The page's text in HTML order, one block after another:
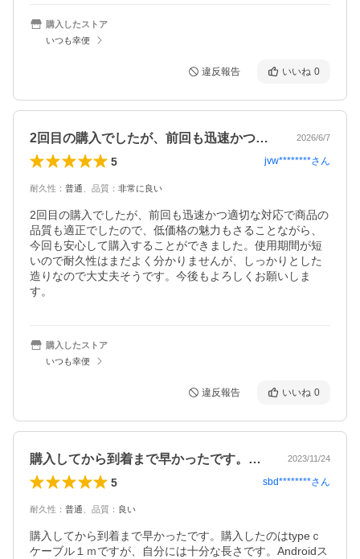
購入したストア
いつも幸便
違反報告 いいね 0
2回目の購入でしたが、前回も迅速かつ適… 2026/6/7
5 jvw********さん
耐久性 ： 普通 品質 ： 非常に良い
2回目の購入でしたが、前回も迅速かつ適切な対応で商品の
品質も適正でしたので、低価格の魅力もさることながら、
今回も安心して購入することができました。使用期間が短
いので耐久性はまだよく分かりませんが、しっかりとした
造りなので大丈夫そうです。今後もよろしくお願いしま
す。
購入したストア
いつも幸便
違反報告 いいね 0
購入してから到着まで早かったです。購入… 2023/11/24
5 sbd********さん
耐久性 ： 普通 品質 ： 良い
購入してから到着まで早かったです。購入したのはtypeｃ
ケーブル１ｍですが、自分には十分な長さです。Androidス